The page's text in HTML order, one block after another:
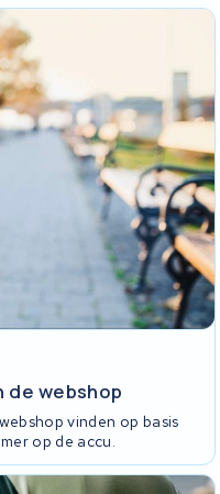
de webshop
vinden op basis
op de accu.